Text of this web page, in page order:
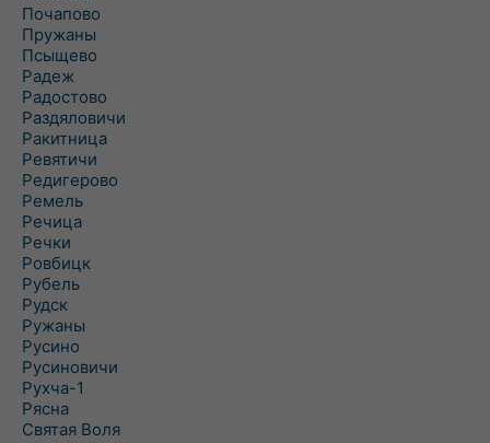
Почапово
Пружаны
Псыщево
Радеж
Радостово
Раздяловичи
Ракитница
Ревятичи
Редигерово
Ремель
Речица
Речки
Ровбицк
Рубель
Рудск
Ружаны
Русино
Русиновичи
Рухча-1
Рясна
Святая Воля